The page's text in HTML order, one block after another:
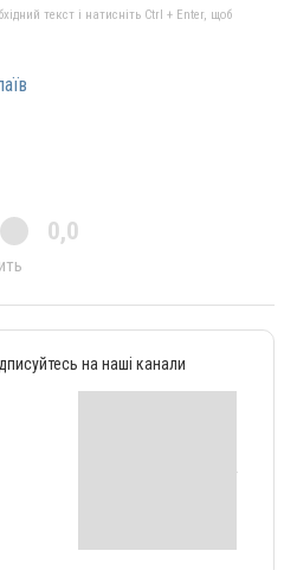
текст і натисніть Ctrl + Enter, щоб
0,0
на наші канали